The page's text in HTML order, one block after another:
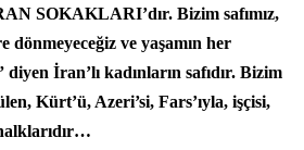
SOKAKLARI’dır. Bizim safımız,
dönmeyeceğiz ve yaşamın her
diyen İran’lı kadınların safıdır. Bizim
Kürt’ü, Azeri’si, Fars’ıyla, işçisi,